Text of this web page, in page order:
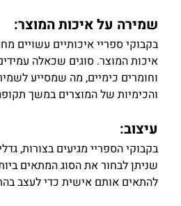
שמירה על איכות המוצר:
בקבוקי ספריי איכותיים עשויים
איכות המוצר. סוגים שכאלה
וחומרים כימיים, מה שמסייע
והכימיות של המוצרים במשך
עיצוב:
בקבוקי הספריי מגיעים בצורות,
שניתן לבחור את הסוג המתאים
להתאים אותם אישית כדי לעצב